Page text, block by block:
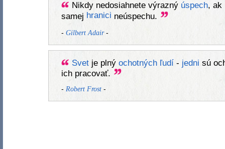
Nikdy nedosiahnete výrazný úspech, ak
samej hranici neúspechu.
- Gilbert Adair-
Svetje plný ochotných ľudí- jedni sú
ich pracovať.
- Robert Frost-